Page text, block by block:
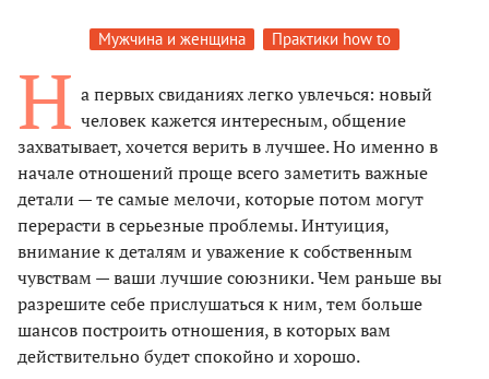
Мужчина и женщина Практики how to
Н а первых свиданиях легко увлечься: новый
человек кажется интересным, общение
захватывает, хочется верить в лучшее. Но именно в
начале отношений проще всего заметить важные
детали — те самые мелочи, которые потом могут
перерасти в серьезные проблемы. Интуиция,
внимание к деталям и уважение к собственным
чувствам — ваши лучшие союзники. Чем раньше вы
разрешите себе прислушаться к ним, тем больше
шансов построить отношения, в которых вам
действительно будет спокойно и хорошо.